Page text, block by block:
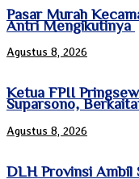
Pasar Murah
Antri Mengikutinya
Agustus 8, 2026
Ketua FPII
Suparsono,
Agustus 8, 2026
DLH Provinsi Ambil